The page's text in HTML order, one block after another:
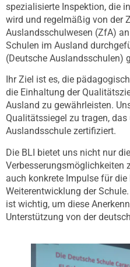
spezialisierte Inspektion, die
wird und regelmäßig von der
Auslandsschulwesen (ZfA)
Schulen im Ausland
(Deutsche Auslandsschulen)
Ihr Ziel ist es, die
die Einhaltung der
Ausland zu gewährleisten.
Qualitätssiegel zu tragen,
Auslandsschule zertifiziert.
Die BLI bietet uns nicht nur
Verbesserungsmöglichkeiten
auch konkrete Impulse für
Weiterentwicklung der
ist wichtig, um diese
Unterstützung von der